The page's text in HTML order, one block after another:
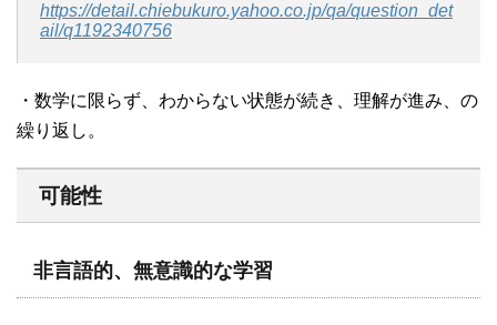
https://detail.chiebukuro.yahoo.co.jp/qa/question_det
ail/q1192340756
・数学に限らず、わからない状態が続き、理解が進み、の
繰り返し。
可能性
非言語的、無意識的な学習